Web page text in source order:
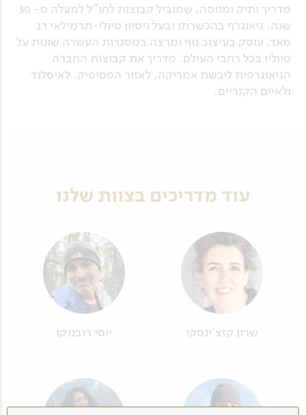
מדריך ותיק ומנוסה, שמוביל קבוצות לחו"ל למעלה מ- 30
שנה. גיאוגרף בהכשרתו ובעל ניסיון טיולי-תרמילאי רב
מאד. עוסק בעיצוב נוף ומרצה במסגרות העשרה שונות על
טיוליו בכל רחבי העולם. מדריך את קבוצות החברה
הגיאוגרפית ליבשת אמריקה, לאזור הפסיפיק, לאיסלנד
ולאיים הקנריים.
עוד מדריכים בצוות שלנו
שרון קזצ'ינסקי יוסי רובננקו